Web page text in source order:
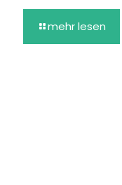
mehr lesen